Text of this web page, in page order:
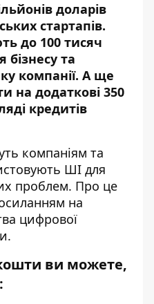
доларів
стартапів.
до 100 тисяч
та
компанії. А ще
на додаткові 350
кредитів
компаніям та
ШІ для
проблем. Про це
на
цифрової
.
ви можете,